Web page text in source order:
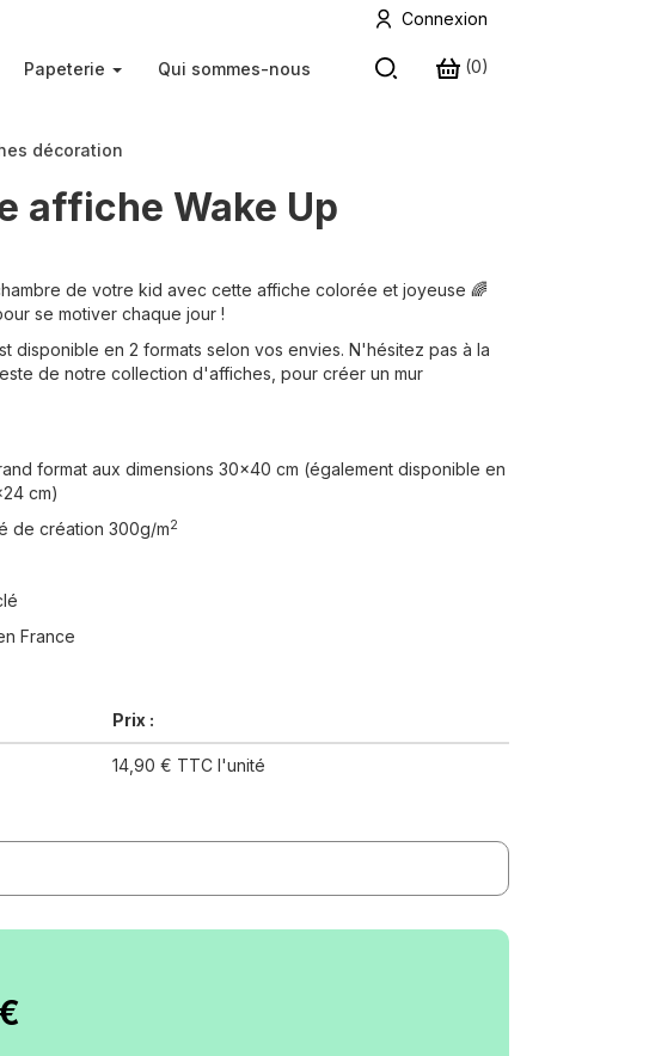
Papeterie Qui sommes-nous
Connexion
(0)
décoration
affiche Wake Up
de votre kid avec cette affiche colorée et joyeuse 🌈
se motiver chaque jour !
disponible en 2 formats selon vos envies. N'hésitez pas à la
de notre collection d'affiches, pour créer un mur
format aux dimensions 30x40 cm (également disponible en
cm)
de création 300g/m2
France
Prix :
14,90 € TTC l'unité